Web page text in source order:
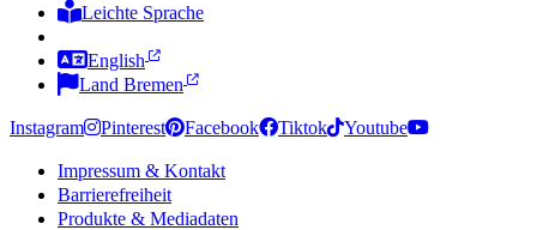
Leichte Sprache
English
Land Bremen
Instagram Pinterest Facebook Tiktok Youtube
Impressum & Kontakt
Barrierefreiheit
Produkte & Mediadaten